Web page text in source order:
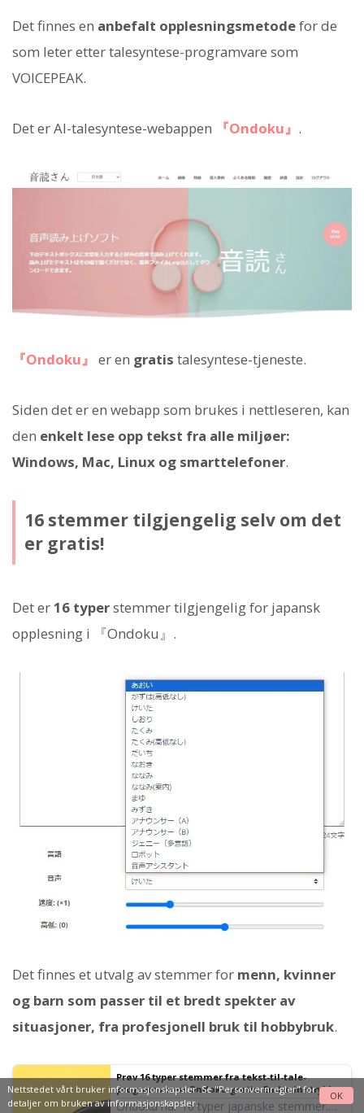
Det finnes en anbefalt opplesningsmetodefor de
som leter etter talesyntese-programvare som
VOICEPEAK.
Det er AI-talesyntese-webappen 『Ondoku』 .
『Ondoku』 er en gratis talesyntese-tjeneste.
Siden det er en webapp som brukes i nettleseren, kan
den enkelt lese opp tekst fra alle miljøer:
Windows, Mac, Linux og smarttelefoner.
16 stemmer tilgjengelig selv om det
er gratis!
Det er16 typerstemmer tilgjengelig for japansk
opplesning i 『Ondoku』.
Det finnes et utvalg av stemmer for menn, kvinner
og barn som passer til et bredt spekter av
situasjoner, fra profesjonell bruk til hobbybruk.
Prøv 16 typer stemmer fra tekst-til-tale-
programvaren Ondoku gratis. Endre inntrykket
med tonehøydeforandringer
Ondoku har 16 typer japanske stemmer.
Nettstedet vårt bruker informasjonskapsler. Se"Personvernregler"for
detaljer om bruken av informasjonskapsler.
OK